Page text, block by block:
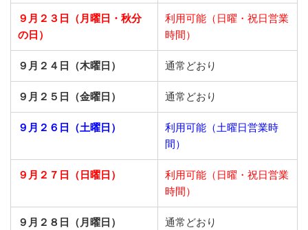
９月２３日
（月曜日・秋分
の日）
利用可能（日曜・祝日営業
時間）
９月２４日（木曜日） 通常どおり
９月２５日（金曜日） 通常どおり
９月２６日（土曜日）
利用可能（土曜日営業時
間）
９月２７日（日曜日）
利用可能（日曜・祝日営業
時間）
９月２８日（月曜日） 通常どおり